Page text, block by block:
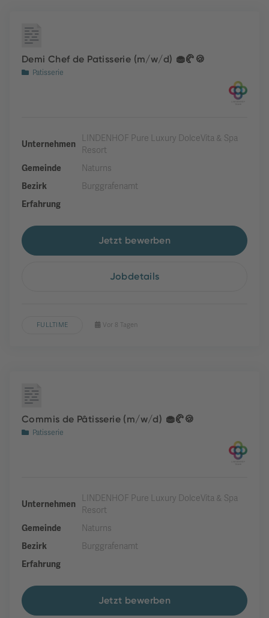
Demi Chef de Patisserie (m/w/d) 🧁🥐🍪
Patisserie
Unternehmen
LINDENHOF Pure Luxury DolceVita & Spa
Resort
Gemeinde
Naturns
Bezirk
Burggrafenamt
Erfahrung
Jetzt bewerben
Jobdetails
FULLTIME Vor 8 Tagen
Commis de Pâtisserie (m/w/d) 🧁🥐🍪
Patisserie
Unternehmen
LINDENHOF Pure Luxury DolceVita & Spa
Resort
Gemeinde
Naturns
Bezirk
Burggrafenamt
Erfahrung
Jetzt bewerben